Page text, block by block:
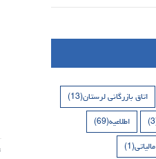
اتاق بازرگانی لرستان(13)
اطلاعیه(69)
(1)